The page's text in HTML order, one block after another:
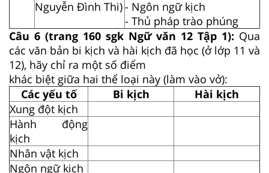
Nguyễn Đình Thi)- Ngôn ngữ kịch
- Thủ pháp trào phúng
Câu 6 (trang 160 sgk Ngữ văn 12 Tập 1): Qua
các văn bản bi kịch và hài kịch đã học (ở lớp 11 và
12), hãy chỉ ra một số điểm
khác biệt giữa hai thể loại này (làm vào vở):
Các yếu tố
Bi kịch
Hài kịch
Xung đột kịch
Hành động
kịch
Nhân vật kịch
Ngôn ngữ kịch